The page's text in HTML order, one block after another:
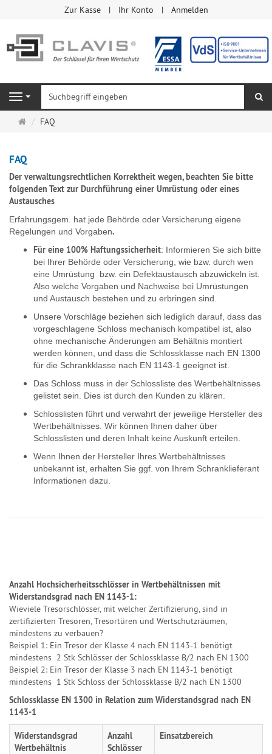
Zur Kasse Ihr Konto Anmelden
Navigation
Startseite
FAQ
FAQ
Der verwaltungsrechtlichen Korrektheit wegen, beachten Sie bitte
folgenden Text zur Durchführung einer Umrüstung oder eines
Austausches
Erfahrungsgem. hat jede Behörde oder Versicherung eigene
Regelungen und Vorgaben.
Für eine 100% Haftungssicherheit: Informieren Sie sich bitte
bei Ihrer Behörde oder Versicherung, wie bzw. durch wen
eine Umrüstung bzw. ein Defektaustausch abzuwickeln ist.
Also welche Vorgaben und Nachweise bei Umrüstungen
und Austausch bestehen und zu erbringen sind.
Unsere Vorschläge beziehen sich lediglich darauf, dass das
vorgeschlagene Schloss mechanisch kompatibel ist, also
ohne mechanische Änderungen am Behältnis montiert
werden können, und dass die Schlossklasse nach EN 1300
für die Schrankklasse nach EN 1143-1 geeignet ist.
Das Schloss muss in der Schlossliste des Wertbehältnisses
gelistet sein. Dies ist durch den Kunden zu klären.
Schlosslisten führt und verwahrt der jeweilige Hersteller des
Wertbehältnisses. Wir können Ihnen daher über
Schlosslisten und deren Inhalt keine Auskunft erteilen.
Wenn Ihnen der Hersteller Ihres Wertbehältnisses
unbekannt ist, erhalten Sie ggf. von Ihrem Schranklieferant
Informationen dazu.
Anzahl Hochsicherheitsschlösser in Wertbehältnissen mit
Widerstandsgrad nach EN 1143-1:
Wieviele Tresorschlösser, mit welcher Zertifizierung, sind in
zertifizierten Tresoren, Tresortüren und Wertschutzräumen,
mindestens zu verbauen?
Beispiel 1: Ein Tresor der Klasse 4 nach EN 1143-1 benötigt
mindestens 2 Stk Schlösser der Schlossklasse B/2 nach EN 1300
Beispiel 2: Ein Tresor der Klasse 3 nach EN 1143-1 benötigt
mindestens 1 Stk Schloss der Schlossklasse B/2 nach EN 1300
Schlossklasse EN 1300 in Relation zum Widerstandsgrad nach EN
1143-1
Widerstandsgrad
Wertbehältnis
Anzahl
Schlösser
Einsatzbereich